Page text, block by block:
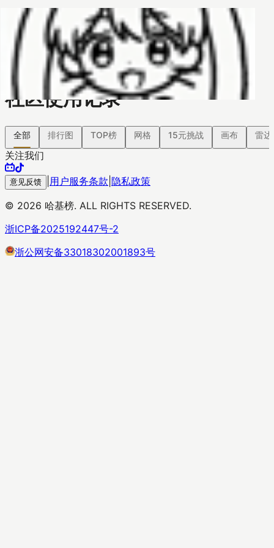
哈基榜
搜索
创建模板
返回模版
社区使用记录
全部 排行图 TOP榜 网格 15元挑战 画布 雷达
关注我们
意见反馈 用户服务条款 隐私政策
© 2026 哈基榜. ALL RIGHTS RESERVED.
浙ICP备2025192447号-2
浙公网安备33018302001893号